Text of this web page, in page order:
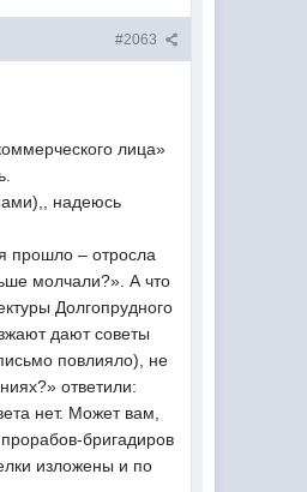
#2063
лица»
надеюсь
прошло – отросла
молчали?». А что
Долгопрудного
дают советы
повлияло), не
ответили:
нет. Может вам,
бригадиров
изложены и по